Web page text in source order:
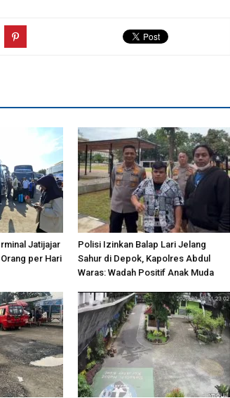
Jatijajar
per Hari
Polisi Izinkan Balap Lari Jelang
Sahur di Depok, Kapolres Abdul
Waras: Wadah Positif Anak Muda